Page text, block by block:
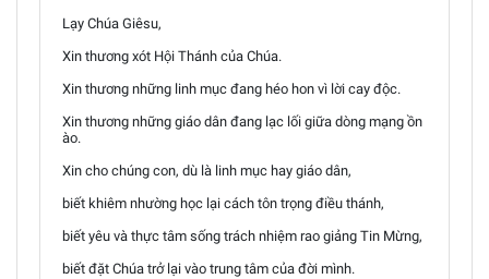
Lạy Chúa Giêsu,
Xin thương xót Hội Thánh của Chúa.
Xin thương những linh mục đang héo hon vì lời cay độc.
Xin thương những giáo dân đang lạc lối giữa dòng mạng ồn
ào.
Xin cho chúng con, dù là linh mục hay giáo dân,
biết khiêm nhường học lại cách tôn trọng điều thánh,
biết yêu và thực tâm sống trách nhiệm rao giảng Tin Mừng,
biết đặt Chúa trở lại vào trung tâm của đời mình.